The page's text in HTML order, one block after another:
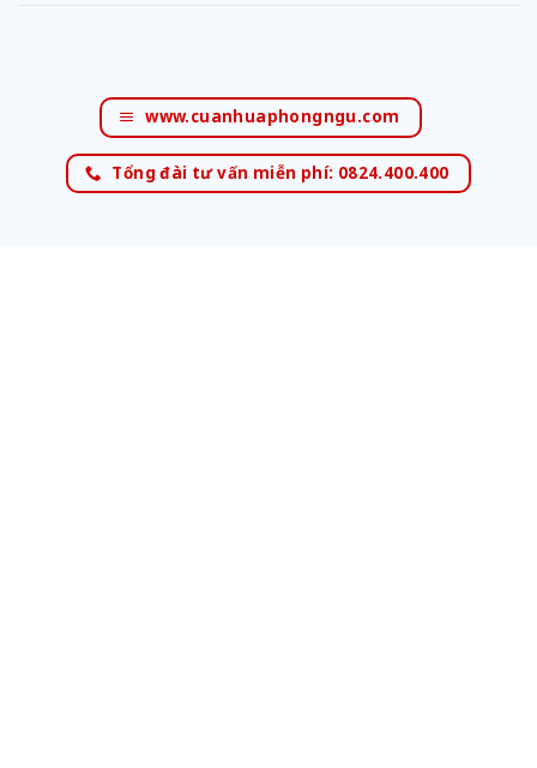
www.cuanhuaphongngu.com
Tổng đài tư vấn miễn phí: 0824.400.400